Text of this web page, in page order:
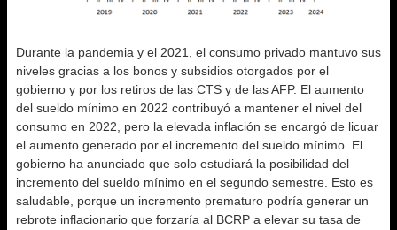
Durante la pandemia y el 2021, el consumo privado mantuvo sus
niveles gracias a los bonos y subsidios otorgados por el
gobierno y por los retiros de las CTS y de las AFP. El aumento
del sueldo mínimo en 2022 contribuyó a mantener el nivel del
consumo en 2022, pero la elevada inflación se encargó de licuar
el aumento generado por el incremento del sueldo mínimo. El
gobierno ha anunciado que solo estudiará la posibilidad del
incremento del sueldo mínimo en el segundo semestre. Esto es
saludable, porque un incremento prematuro podría generar un
rebrote inflacionario que forzaría al BCRP a elevar su tasa de